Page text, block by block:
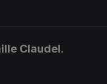
Claudel.